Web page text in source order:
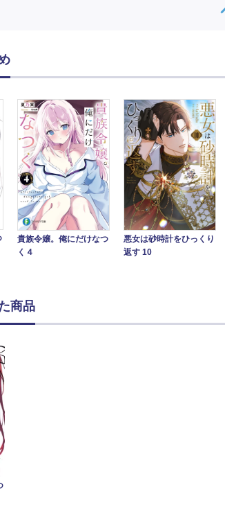
貴族令嬢。俺にだけなつ
く４
悪女は砂時計をひっくり
返す 10
商品